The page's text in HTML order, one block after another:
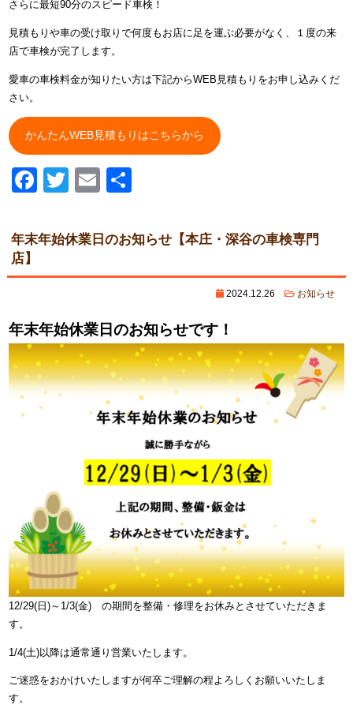
さらに最短90分のスピード車検！
見積もりや車の受け取りで何度もお店に足を運ぶ必要がなく、１度の来
店で車検が完了します。
愛車の車検料金が知りたい方は下記からWEB見積もりをお申し込みくだ
さい。
かんたんWEB見積もりはこちらから
Facebook
TwitterEmail
年末年始休業日のお知らせ【本庄・深谷の車検専門
店】
2024.12.26 お知らせ
年末年始休業日のお知らせです！
12/29(日)～1/3(金) の期間を整備・修理をお休みとさせていただきま
す。
1/4(土)以降は通常通り営業いたします。
ご迷惑をおかけいたしますが何卒ご理解の程よろしくお願いいたしま
す。